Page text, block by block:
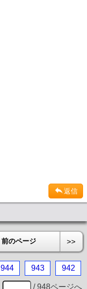
返信
前のページ >>
944 943 942
/ 948ページへ